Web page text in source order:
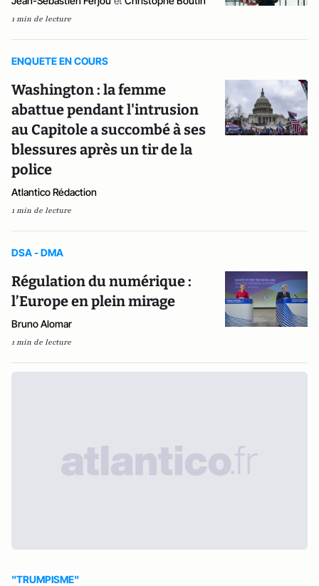
1 min de lecture
ENQUETE EN COURS
Washington : la femme
abattue pendant l'intrusion
au Capitole a succombé à ses
blessures après un tir de la
police
Atlantico Rédaction
1 min de lecture
DSA - DMA
Régulation du numérique :
l’Europe en plein mirage
Bruno Alomar
1 min de lecture
"TRUMPISME"